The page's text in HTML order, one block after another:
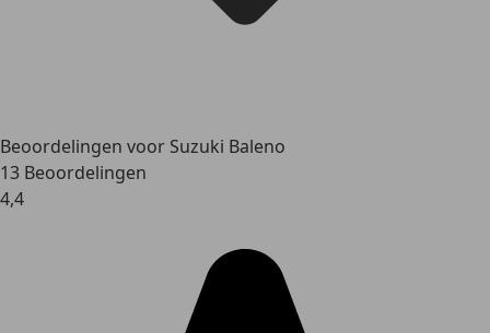
Beoordelingen voor Suzuki Baleno
13 Beoordelingen
4,4